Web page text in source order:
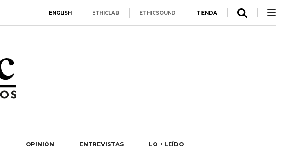
ENGLISH ETHICLAB ETHICSOUND TIENDA
OPINIÓN ENTREVISTAS LO + LEÍDO